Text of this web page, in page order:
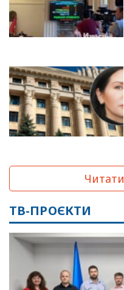
ТВ-ПРОЄКТИ